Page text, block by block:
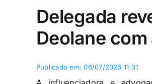
Delegada
Deolane
Publicado em: 06/07/2026 11:31